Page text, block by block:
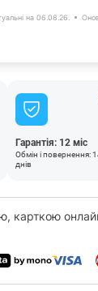
на 06.08.26.
Гарантія: 12 міс
Обмін і повернення:
днів
карткою